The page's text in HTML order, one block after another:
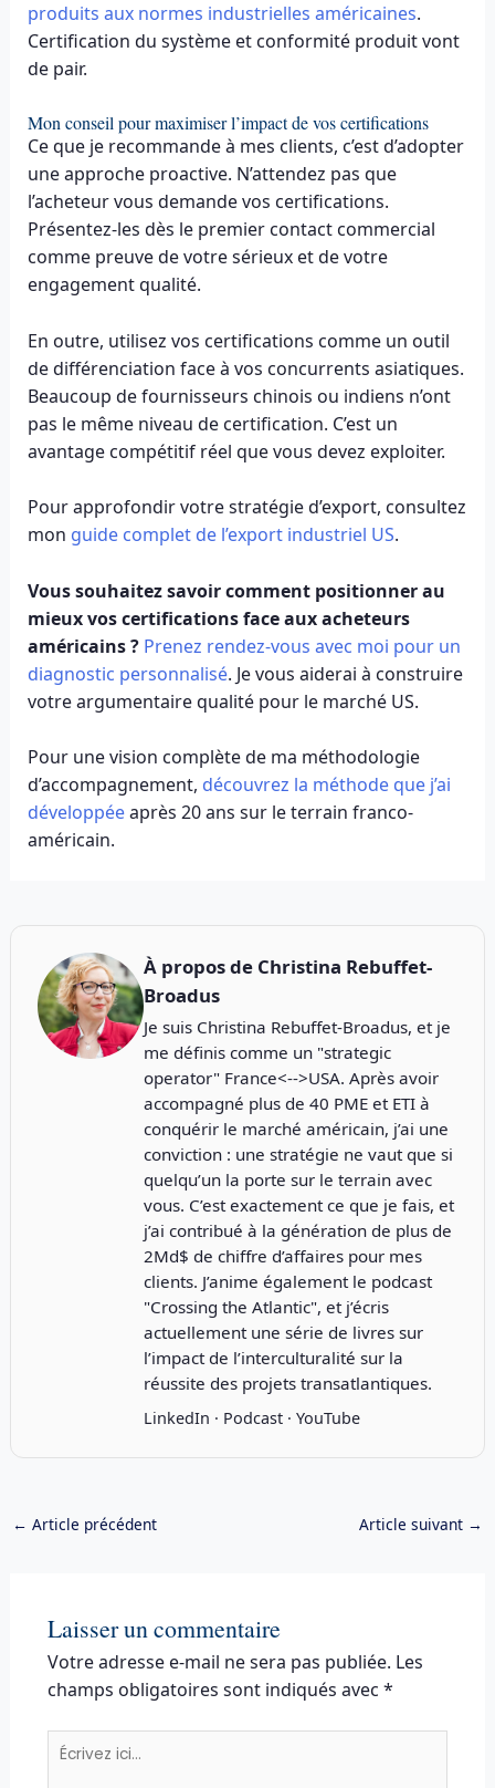
produits aux normes industrielles américaines.
Certification du système et conformité produit vont
de pair.
Mon conseil pour maximiser l’impact de vos certifications
Ce que je recommande à mes clients, c’est d’adopter
une approche proactive. N’attendez pas que
l’acheteur vous demande vos certifications.
Présentez-les dès le premier contact commercial
comme preuve de votre sérieux et de votre
engagement qualité.
En outre, utilisez vos certifications comme un outil
de différenciation face à vos concurrents asiatiques.
Beaucoup de fournisseurs chinois ou indiens n’ont
pas le même niveau de certification. C’est un
avantage compétitif réel que vous devez exploiter.
Pour approfondir votre stratégie d’export, consultez
mon guide complet de l’export industriel US.
Vous souhaitez savoir comment positionner au
mieux vos certifications face aux acheteurs
américains ? Prenez rendez-vous avec moi pour un
diagnostic personnalisé. Je vous aiderai à construire
votre argumentaire qualité pour le marché US.
Pour une vision complète de ma méthodologie
d’accompagnement, découvrez la méthode que j’ai
développéeaprès 20 ans sur le terrain franco-
américain.
À propos de Christina Rebuffet-
Broadus
Je suis Christina Rebuffet-Broadus, et je
me définis comme un "strategic
operator" France<-->USA. Après avoir
accompagné plus de 40 PME et ETI à
conquérir le marché américain, j’ai une
conviction : une stratégie ne vaut que si
quelqu’un la porte sur le terrain avec
vous. C’est exactement ce que je fais, et
j’ai contribué à la génération de plus de
2Md$ de chiffre d’affaires pour mes
clients. J’anime également le podcast
"Crossing the Atlantic", et j’écris
actuellement une série de livres sur
l’impact de l’interculturalité sur la
réussite des projets transatlantiques.
LinkedIn · Podcast· YouTube
← Article précédent Article suivant →
Laisser un commentaire
Votre adresse e-mail ne sera pas publiée. Les
champs obligatoires sont indiqués avec *
Écrivez